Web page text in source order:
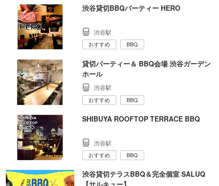
渋谷貸切BBQパーティー HERO
渋谷駅
おすすめ BBQ
貸切パーティー＆ BBQ会場 渋谷ガーデン
ホール
渋谷駅
おすすめ BBQ
SHIBUYA ROOFTOP TERRACE BBQ
渋谷駅
おすすめ BBQ
渋谷貸切テラスBBQ＆完全個室 SALUQ